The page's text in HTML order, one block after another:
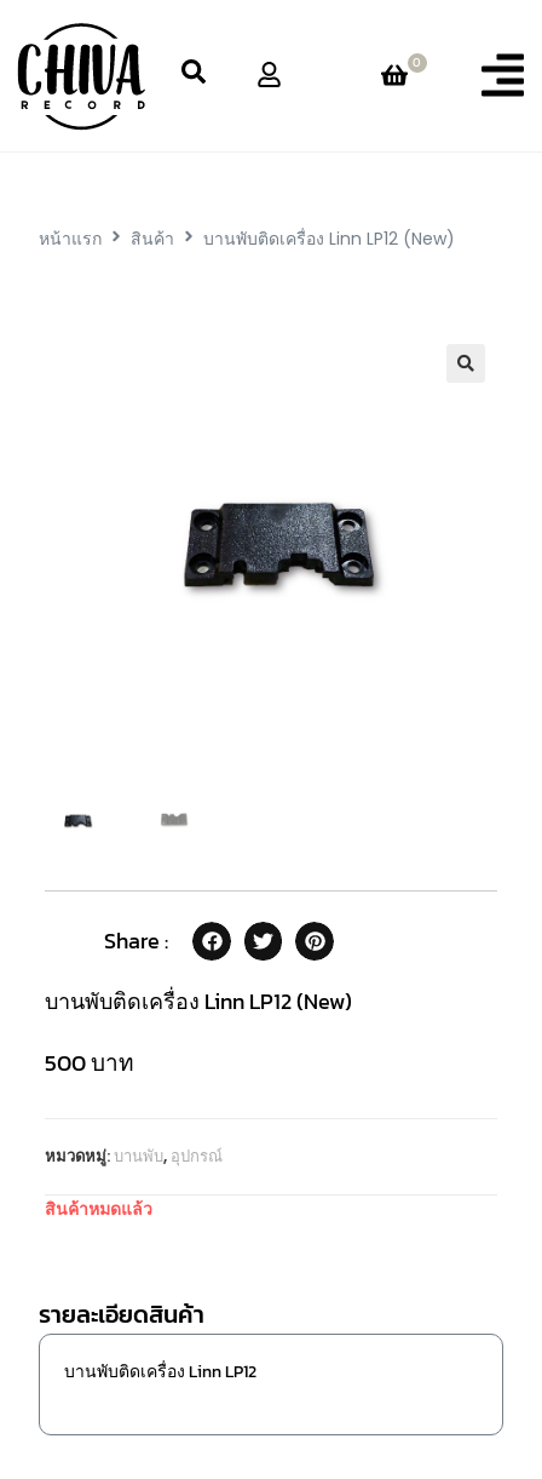
0
หน้าแรก สินค้า บานพับติดเครื่อง Linn LP12 (New)
Share :
บานพับติดเครื่อง Linn LP12 (New)
500บาท
หมวดหมู่:บานพับ, อุปกรณ์
สินค้าหมดแล้ว
รายละเอียดสินค้า
บานพับติดเครื่อง Linn LP12